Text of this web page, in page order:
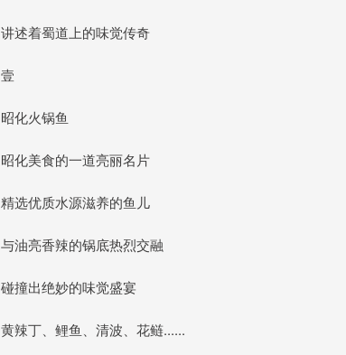
讲述着蜀道上的味觉传奇
壹
昭化火锅鱼
昭化美食的一道亮丽名片
精选优质水源滋养的鱼儿
与油亮香辣的锅底热烈交融
碰撞出绝妙的味觉盛宴
黄辣丁、鲤鱼、清波、花鲢......